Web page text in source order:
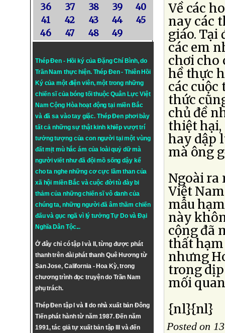
36
37 38 39
40
41
42 43 44
45
46
47 48 49
Thép Đen - Hồi ký của Đặng Chí Bình, do
Trần Nam thực hiện. Thép Đen- Thiên Hồi
Ký của một điện viên, một trong những
chiến sĩ của bóng tối thuộc Quân Lực Việt
Nam Cộng Hòa hoạt động tại miền Bắc
và đã sa vào tay giặc. Thép Đen phơi bày
tất cả những sự thật kinh khiếp vượt trí
tưởng tượng của con người tại một vùng
đất mịt mù hắc ám của loài quỷ dữ mà
người viết như đã đội mồ sống dậy kể
cho ta nghe những cơ cực lầm than của
xã hội miền Bắc và cuộc đời tù đày bi
thảm của những chiến sĩ vô danh của
chúng ta, những người đã âm thầm chiến
đấu và gục ngã vì lý tưởngTự DovàĐại
Nghĩa Dân Tộc...
Ở đây chỉ có tập I và II, từng được phát
thanh trên đài phát thanh Quê Hương từ
San Jose, California - Hoa Kỳ, trong
chương trình đọc truyện do Trần Nam
phụ trách.
Thép Đen tập I và II do nhà xuất bản Đông
Tiến phát hành từ năm 1987. Đến năm
1991, tác giả tự xuất bản tập III và đến
Về các
nay các
giáo. Tại
các em
chơi cho
hề thực
các
thức
chủ đề
thiệt hại,
hay dập
mà ông
Ngoài ra
Việt
mẫu
này
cộng đã
thất
nhưng
trong
mối
{nl}{nl}
Posted on